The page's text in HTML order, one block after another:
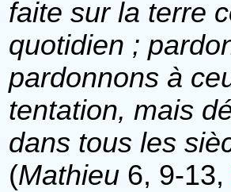
faite sur la terre
quotidien ;
pardonnons à
tentation, mais
dans tous les
(Mathieu 6, 9-13,